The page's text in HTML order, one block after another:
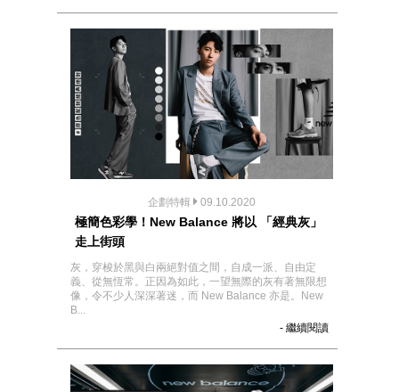
企劃特輯 09.10.2020
極簡色彩學！New Balance 將以 「經典灰」
走上街頭
灰，穿梭於黑與白兩絕對值之間，自成一派、自由定
義、從無恆常。正因為如此，一望無際的灰有著無限想
像，令不少人深深著迷，而 New Balance 亦是。New
B...
- 繼續閱讀